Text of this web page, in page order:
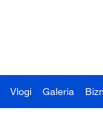
Vlogi Galeria